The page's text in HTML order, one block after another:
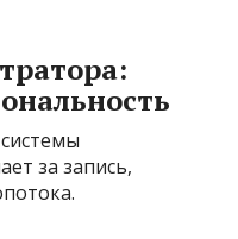
за запись,